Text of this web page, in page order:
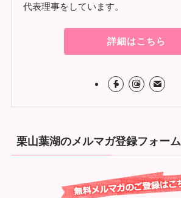
代表理事をしています。
詳細はこちら
栗山葉湖のメルマガ登録フォーム